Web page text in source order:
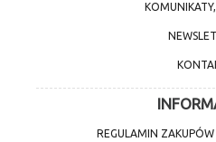
REGULAMIN